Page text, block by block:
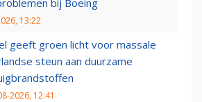
13:22
geeft groen licht voor massale
steun aan duurzame
2026, 12:41